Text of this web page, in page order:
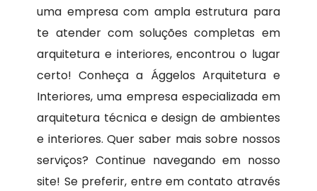
uma empresa com ampla estrutura para
te atender com soluções completas em
arquitetura e interiores, encontrou o lugar
certo! Conheça a Ággelos Arquitetura e
Interiores, uma empresa especializada em
arquitetura técnica e design de ambientes
e interiores. Quer saber mais sobre nossos
serviços? Continue navegando em nosso
site! Se preferir, entre em contato através